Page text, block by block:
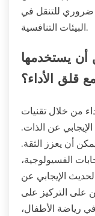
ضروري للتنقل في
البيئات التنافسية.
أن يستخدمها
قلق الأداء؟
من خلال تقنيات
عن الذات.
أن يعزز الثقة.
الفسيولوجية،
الإيجابي عن
على التركيز على
رياضة الأطفال،